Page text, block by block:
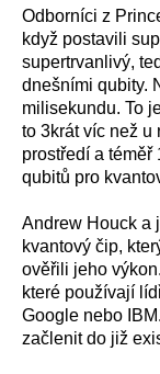
Odborníci z
když postavili
supertrvanlivý,
dnešními qubity.
milisekundu. To
to 3krát víc než u
prostředí a téměř
qubitů pro
Andrew Houck a
kvantový čip,
ověřili jeho
které používají
Google nebo
začlenit do již